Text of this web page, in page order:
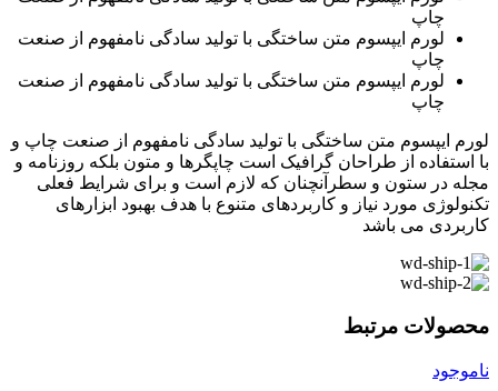
چاپ
لورم ایپسوم متن ساختگی با تولید سادگی نامفهوم از صنعت
چاپ
لورم ایپسوم متن ساختگی با تولید سادگی نامفهوم از صنعت
چاپ
لورم ایپسوم متن ساختگی با تولید سادگی نامفهوم از صنعت چاپ و
با استفاده از طراحان گرافیک است چاپگرها و متون بلکه روزنامه و
مجله در ستون و سطرآنچنان که لازم است و برای شرایط فعلی
تکنولوژی مورد نیاز و کاربردهای متنوع با هدف بهبود ابزارهای
کاربردی می باشد
محصولات مرتبط
ناموجود